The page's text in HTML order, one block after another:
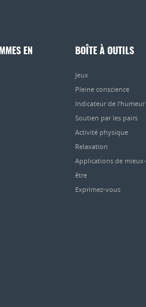
EN
BOÎTE À OUTILS
Jeux
Pleine conscience
Indicateur de l’humeur
Soutien par les pairs
Activité physique
Relaxation
Applications de mieux-
être
Exprimez-vous